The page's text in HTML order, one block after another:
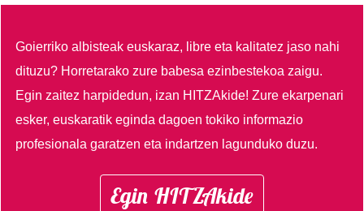
Goierriko albisteak euskaraz, libre eta kalitatez jaso nahi
dituzu? Horretarako zure babesa ezinbestekoa zaigu.
Egin zaitez harpidedun, izan HITZAkide!Zure ekarpenari
esker, euskaratik eginda dagoen tokiko informazio
profesionala garatzen eta indartzen lagunduko duzu.
Egin HITZAkide